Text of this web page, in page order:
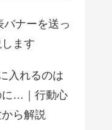
ナーを送っ
します
入れるのは
に…｜行動心
ら解説